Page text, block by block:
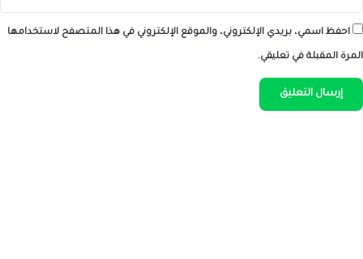
احفظ اسمي، بريدي الإلكتروني، والموقع الإلكتروني في هذا المتصفح لاستخدامها
المرة المقبلة في تعليقي.